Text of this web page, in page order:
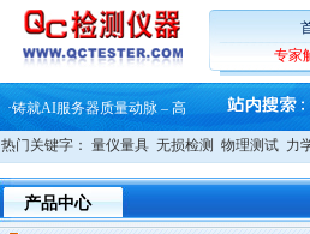
专家
大牌云集 买家升级 ——26
蔡司软件 | 高效变形分析能
铸就AI服务器质量动脉 – 高
·铸就AI服务器质量动脉 – 高
·ZEISS BOSELLO ADR 让内部缺
·蔡司和亿纬锂能达成战略合作
·大牌云集 买家升级 ——26
热门关键字： 量仪量具 无损检测 物理测试 力
产品中心